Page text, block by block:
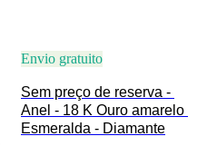
Envio gratuito
Sem preço de reserva -
Anel - 18 K Ouro amarelo
Esmeralda - Diamante